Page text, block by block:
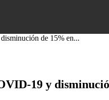
de 15% en...
19 y